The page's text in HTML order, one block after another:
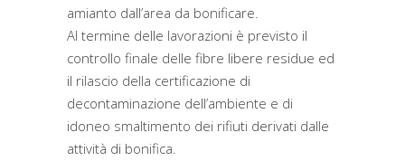
amianto dall’area da bonificare.
Al termine delle lavorazioni è previsto il
controllo finale delle fibre libere residue ed
il rilascio della certificazione di
decontaminazione dell’ambiente e di
idoneo smaltimento dei rifiuti derivati dalle
attività di bonifica.